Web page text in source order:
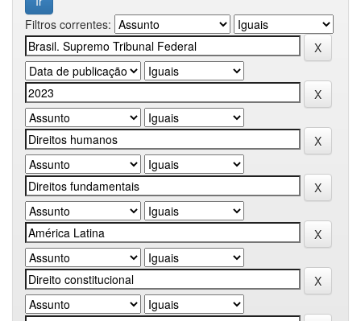
Filtros correntes: